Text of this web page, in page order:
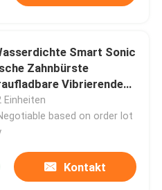
Zahnbürste
Smart Sonic
Zahnbürste
Vibrierende
Zahnbürste
Einheiten
based on order lot
Kontakt